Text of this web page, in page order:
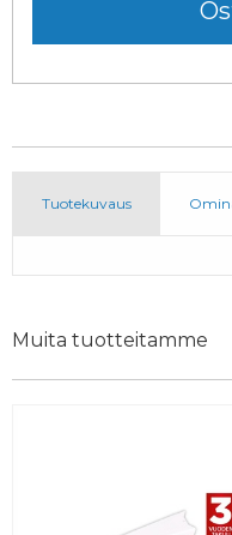
Tuotekuvaus
Muita tuotteitamme